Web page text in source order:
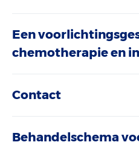
Een
chemotherapie en
Contact
Behandelschema